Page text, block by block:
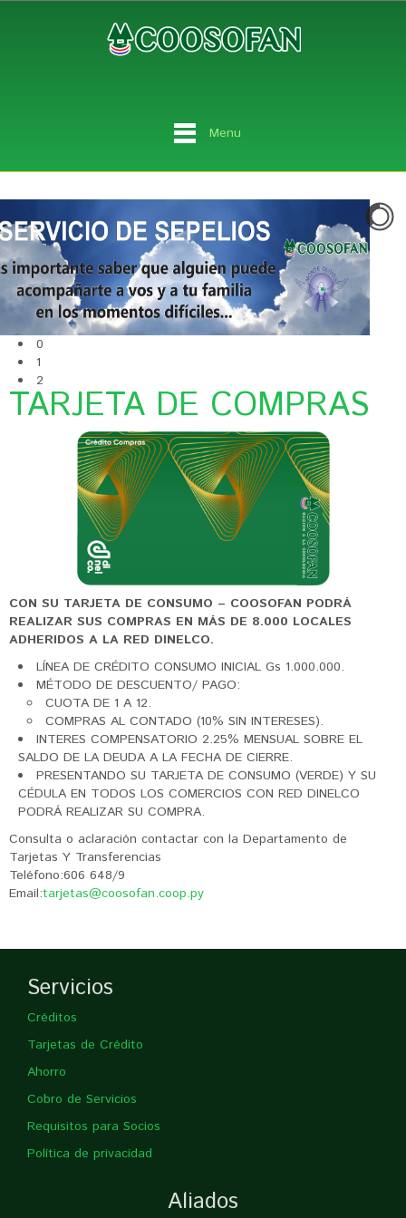
Menu
0
1
2
TARJETA DE COMPRAS
CON SU TARJETA DE CONSUMO – COOSOFAN PODRÁ
REALIZAR SUS COMPRAS EN MÁS DE 8.000 LOCALES
ADHERIDOS A LA RED DINELCO.
LÍNEA DE CRÉDITO CONSUMO INICIAL Gs 1.000.000.
MÉTODO DE DESCUENTO/ PAGO:
CUOTA DE 1 A 12.
COMPRAS AL CONTADO (10% SIN INTERESES).
INTERES COMPENSATORIO 2.25% MENSUAL SOBRE EL
SALDO DE LA DEUDA A LA FECHA DE CIERRE.
PRESENTANDO SU TARJETA DE CONSUMO (VERDE) Y SU
CÉDULA EN TODOS LOS COMERCIOS CON RED DINELCO
PODRÁ REALIZAR SU COMPRA.
Consulta o aclaración contactar con la Departamento de
Tarjetas Y Transferencias
Teléfono:606 648/9
Email:tarjetas@coosofan.coop.py
Servicios
Créditos
Tarjetas de Crédito
Ahorro
Cobro de Servicios
Requisitos para Socios
Política de privacidad
Aliados